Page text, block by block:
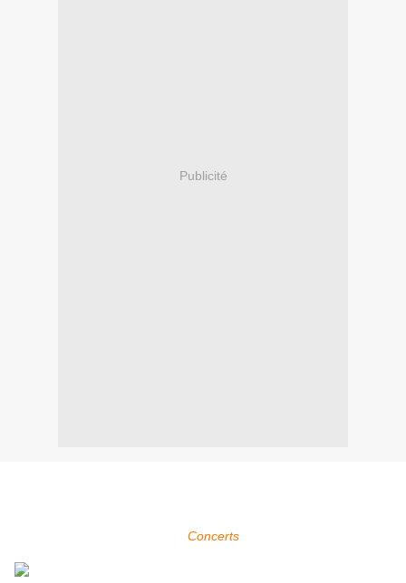
Publicité
Concerts